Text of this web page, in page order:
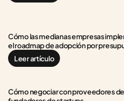
Cómo las medianas empresas
el roadmap de adopción por
Leer artículo
Cómo negociar con proveedores